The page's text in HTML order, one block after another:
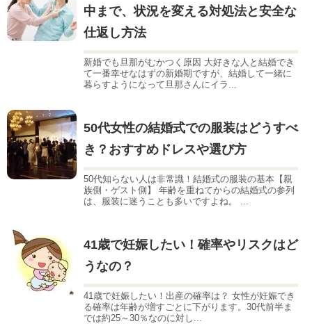
中まで、状況を変える対処法と安全な
仕返し方法
新婚でも旦那がむかつく原因 大好きな人と結婚でき
て一番幸せなはずの新婚期ですが、結婚して一緒に
暮らすようになって旦那さんにイラ...
50代女性の結婚式での服装はどうすべ
き？おすすめドレスや選び方
50代知らない人は非常識！結婚式の服装の基本【親
族側・ゲスト側】 年齢を重ねてからの結婚式の参列
は、服装に迷うことも多いですよね。 ...
41歳で妊娠したい！確率やリスクはど
うなの？
41歳で妊娠したい！出産の確率は？ 女性が妊娠でき
る確率は年齢が増すごとに下がります。30代前半ま
では約25～30％なのに対し...